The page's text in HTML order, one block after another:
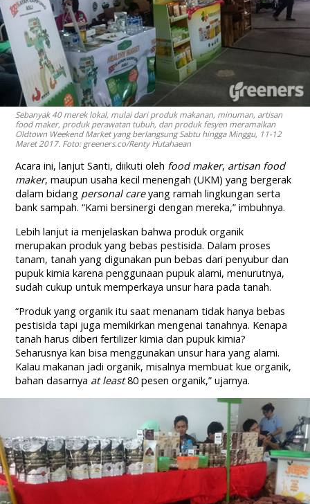
Sebanyak 40 merek lokal, mulai dari produk makanan, minuman, artisan
food maker, produk perawatan tubuh, dan produk fesyen meramaikan
Oldtown Weekend Market yang berlangsung Sabtu hingga Minggu, 11-12
Maret 2017. Foto: greeners.co/Renty Hutahaean
Acara ini, lanjut Santi, diikuti oleh food maker, artisan food
maker, maupun usaha kecil menengah (UKM) yang bergerak
dalam bidang personal careyang ramah lingkungan serta
bank sampah. “Kami bersinergi dengan mereka,” imbuhnya.
Lebih lanjut ia menjelaskan bahwa produk organik
merupakan produk yang bebas pestisida. Dalam proses
tanam, tanah yang digunakan pun bebas dari penyubur dan
pupuk kimia karena penggunaan pupuk alami, menurutnya,
sudah cukup untuk memperkaya unsur hara pada tanah.
“Produk yang organik itu saat menanam tidak hanya bebas
pestisida tapi juga memikirkan mengenai tanahnya. Kenapa
tanah harus diberi fertilizer kimia dan pupuk kimia?
Seharusnya kan bisa menggunakan unsur hara yang alami.
Kalau makanan jadi organik, misalnya membuat kue organik,
bahan dasarnya at least80 pesen organik,” ujarnya.